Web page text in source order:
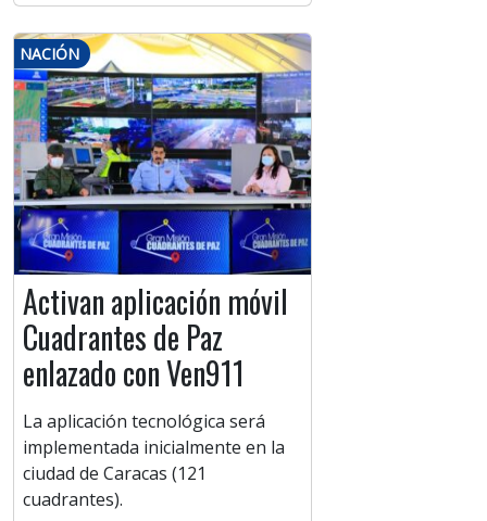
NACIÓN
Activan aplicación móvil
Cuadrantes de Paz
enlazado con Ven911
La aplicación tecnológica será
implementada inicialmente en la
ciudad de Caracas (121
cuadrantes).